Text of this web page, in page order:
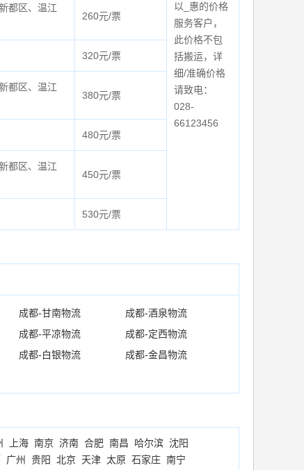
以_惠的价格
服务客户，
此价格不包
括搬运，详
细/准确价格
请致电：
028-
66123456
都区、温江
260元/票
320元/票
都区、温江
380元/票
480元/票
都区、温江
450元/票
530元/票
成都-甘南物流
成都-酒泉物流
成都-平凉物流
成都-定西物流
成都-白银物流
成都-金昌物流
上海 南京 济南 合肥 南昌 哈尔滨 沈阳
广州 贵阳 北京 天津 太原 石家庄 南宁